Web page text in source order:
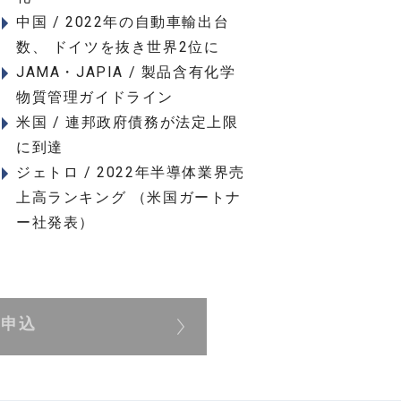
中国 / 2022年の自動車輸出台
数、 ドイツを抜き世界2位に
JAMA・JAPIA / 製品含有化学
物質管理ガイドライン
米国 / 連邦政府債務が法定上限
に到達
ジェトロ / 2022年半導体業界売
上高ランキング （米国ガートナ
ー社発表）
込